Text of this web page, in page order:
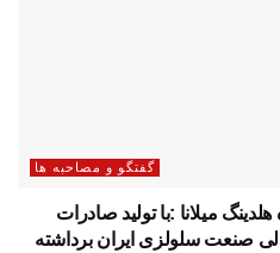
گفتگو و مصاحبه ها
میلانا :با تولید صادرات
صنعت سلولزی ایران برداشته